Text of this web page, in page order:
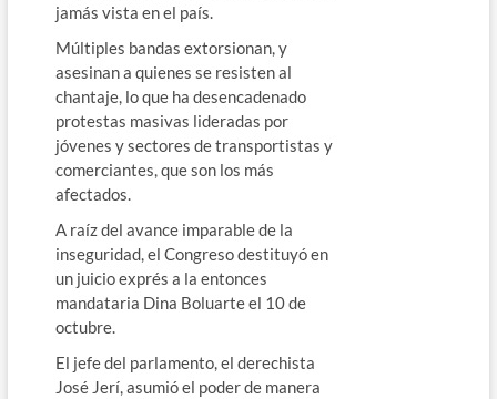
jamás vista en el país.
Múltiples bandas extorsionan, y
asesinan a quienes se resisten al
chantaje, lo que ha desencadenado
protestas masivas lideradas por
jóvenes y sectores de transportistas y
comerciantes, que son los más
afectados.
A raíz del avance imparable de la
inseguridad, el Congreso destituyó en
un juicio exprés a la entonces
mandataria Dina Boluarte el 10 de
octubre.
El jefe del parlamento, el derechista
José Jerí, asumió el poder de manera